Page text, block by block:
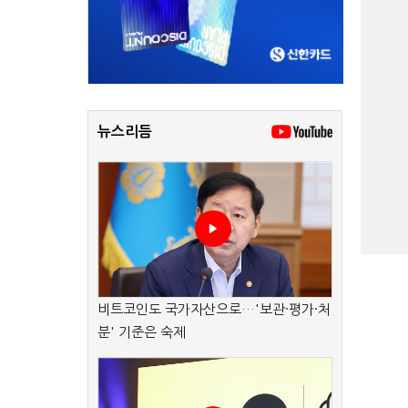
뉴스리듬
비트코인도 국가자산으로…'보관·평가·처
분' 기준은 숙제